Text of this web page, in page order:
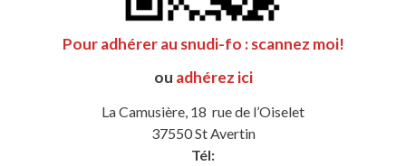
Pour adhérer au snudi-fo : scannez moi!
ou adhérez ici
La Camusière, 18 rue de l’Oiselet
37550 St Avertin
Tél: